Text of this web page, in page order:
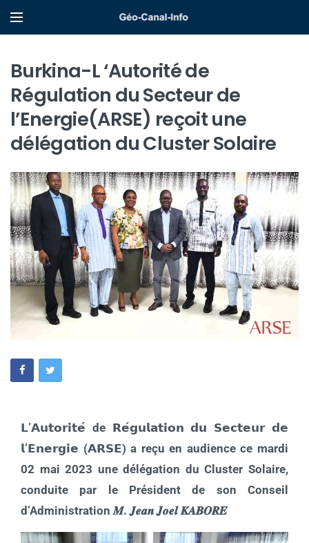
Burkina-L ‘Autorité de
Régulation du Secteur de
l’Energie(ARSE) reçoit une
délégation du Cluster Solaire
𝗟’𝗔𝘂𝘁𝗼𝗿𝗶𝘁𝗲́ de 𝗥𝗲́𝗴𝘂𝗹𝗮𝘁𝗶𝗼𝗻 𝗱𝘂 𝗦𝗲𝗰𝘁𝗲𝘂𝗿 𝗱𝗲
𝗹’𝗘𝗻𝗲𝗿𝗴𝗶𝗲 (𝗔𝗥𝗦𝗘) a reçu en audience ce mardi
02 mai 2023 une délégation du Cluster Solaire,
conduite par le Président de son Conseil
d’Administration 𝑴. 𝑱𝒆𝒂𝒏 𝑱𝒐𝒆𝒍 𝑲𝑨𝑩𝑶𝑹𝑬